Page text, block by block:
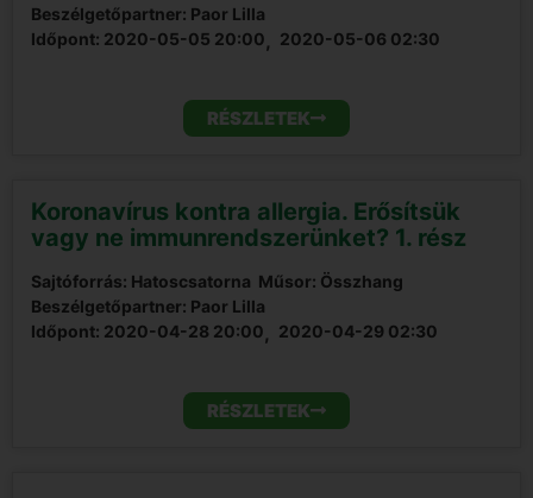
Beszélgetőpartner: Paor Lilla
Időpont: 2020-05-05 20:00, 2020-05-06 02:30
RÉSZLETEK
Koronavírus kontra allergia. Erősítsük
vagy ne immunrendszerünket? 1. rész
Sajtóforrás: Hatoscsatorna Műsor: Összhang
Beszélgetőpartner: Paor Lilla
Időpont: 2020-04-28 20:00, 2020-04-29 02:30
RÉSZLETEK